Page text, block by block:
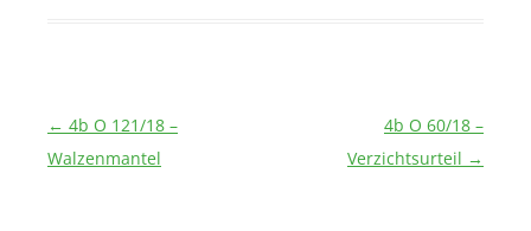
Beitragsnavigation
← 4b O 121/18 –
Walzenmantel
4b O 60/18 –
Verzichtsurteil →